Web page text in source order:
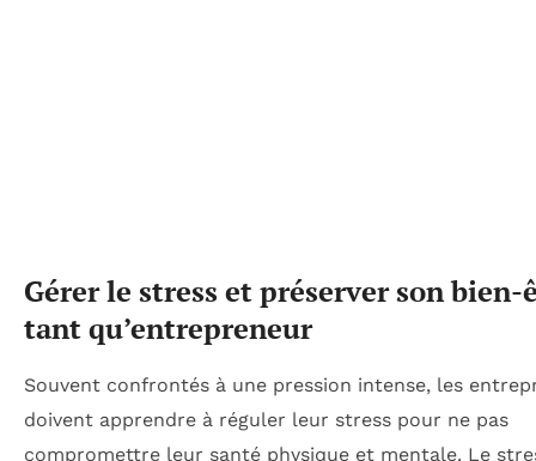
Gérer le stress et préserver son bien-
tant qu’entrepreneur
Souvent confrontés à une pression intense, les
doivent apprendre à réguler leur stress pour ne pas
compromettre leur santé physique et mentale. Le